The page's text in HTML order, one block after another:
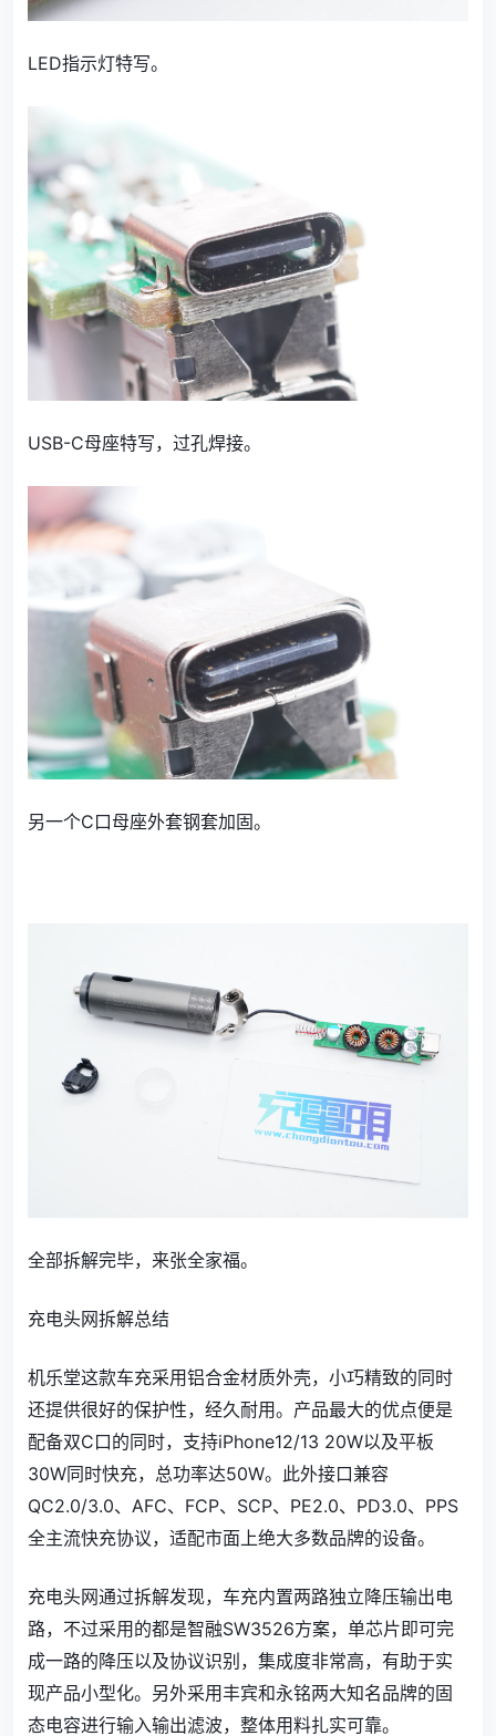
LED指示灯特写。
USB-C母座特写，过孔焊接。
另一个C口母座外套钢套加固。
全部拆解完毕，来张全家福。
充电头网拆解总结
机乐堂这款车充采用铝合金材质外壳，小巧精致的同时
还提供很好的保护性，经久耐用。产品最大的优点便是
配备双C口的同时，支持iPhone12/13 20W以及平板
30W同时快充，总功率达50W。此外接口兼容
QC2.0/3.0、AFC、FCP、SCP、PE2.0、PD3.0、PPS
全主流快充协议，适配市面上绝大多数品牌的设备。
充电头网通过拆解发现，车充内置两路独立降压输出电
路，不过采用的都是智融SW3526方案，单芯片即可完
成一路的降压以及协议识别，集成度非常高，有助于实
现产品小型化。另外采用丰宾和永铭两大知名品牌的固
态电容进行输入输出滤波，整体用料扎实可靠。